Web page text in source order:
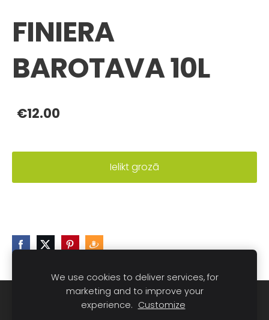
FINIERA
BAROTAVA 10L
€12.00
Ielikt grozā
Sīkdatnes
We use cookies to deliver services, for
marketing and to improve your
experience. Customize